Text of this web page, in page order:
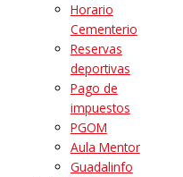
Horario
Cementerio
Reservas
deportivas
Pago de
impuestos
PGOM
Aula Mentor
Guadalinfo